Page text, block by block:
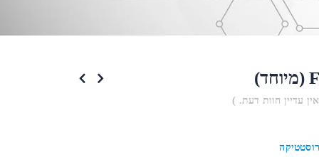
עדיין חוות דעת. )